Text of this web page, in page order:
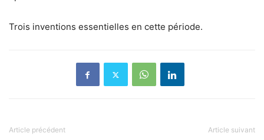
Trois inventions essentielles en cette période.
Article précédent Article suivant